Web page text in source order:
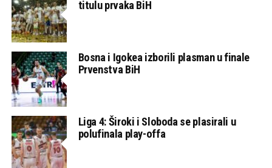
titulu prvaka BiH
Bosna i Igokea izborili plasman u finale
Prvenstva BiH
Liga 4: Široki i Sloboda se plasirali u
polufinala play-offa